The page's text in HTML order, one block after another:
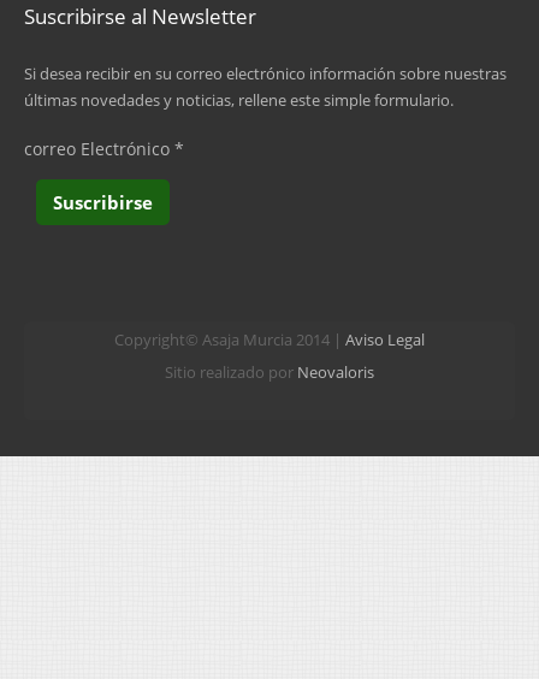
Suscribirse al Newsletter
Si desea recibir en su correo electrónico información sobre nuestras
últimas novedades y noticias, rellene este simple formulario.
correo Electrónico *
Copyright© Asaja Murcia 2014 | Aviso Legal
Sitio realizado por Neovaloris